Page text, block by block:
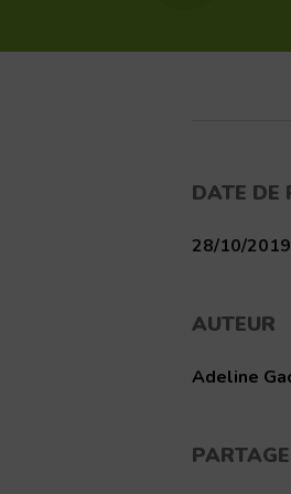
DATE DE
28/10/2019
AUTEUR
Adeline